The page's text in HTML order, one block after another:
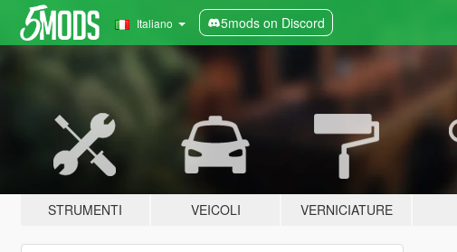
Italiano 5mods on Discord
STRUMENTI VEICOLI VERNICIATURE